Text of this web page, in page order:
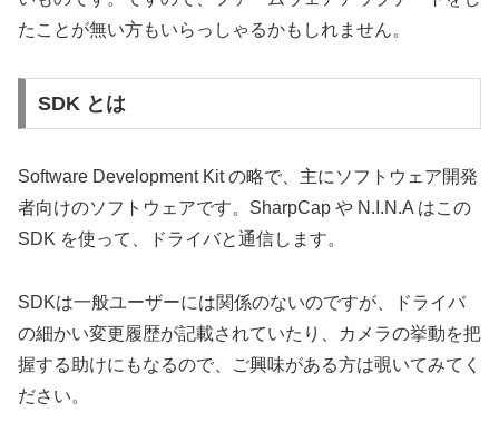
たことが無い方もいらっしゃるかもしれません。
SDK とは
Software Development Kit の略で、主にソフトウェア開発
者向けのソフトウェアです。SharpCap や N.I.N.A はこの
SDK を使って、ドライバと通信します。
SDKは一般ユーザーには関係のないのですが、ドライバ
の細かい変更履歴が記載されていたり、カメラの挙動を把
握する助けにもなるので、ご興味がある方は覗いてみてく
ださい。